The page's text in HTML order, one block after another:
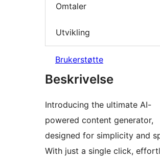
Omtaler
Utvikling
Brukerstøtte
Beskrivelse
Introducing the ultimate AI-
powered content generator,
designed for simplicity and
With just a single click,